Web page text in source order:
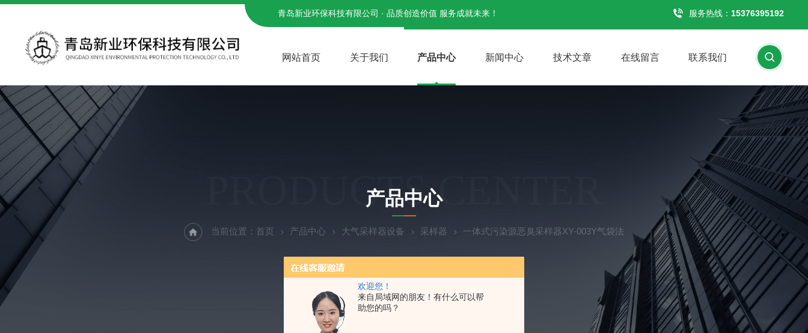
欢迎您！
来自局域网的朋友！有什么可以帮
助您的吗？
青岛新业环保科技有限公司 · 品质创造价值 服务成就未来！ 服务热线： 15376395192
网站首页 关于我们 产品中心 新闻中心 技术文章 在线留言 联系我们
PRODUCTS CENTER
产品中心
当前位置： 首页 产品中心 大气采样器设备 采样器 一体式污染源恶臭采样器XY-003Y气袋法